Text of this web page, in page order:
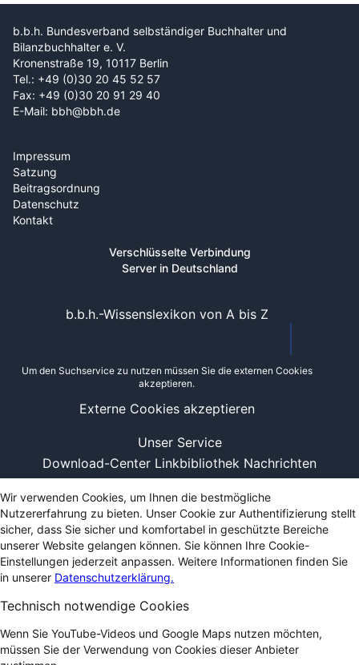
b.b.h. Bundesverband selbständiger Buchhalter und
Bilanzbuchhalter e. V.
Kronenstraße 19, 10117 Berlin
Tel.: +49 (0)30 20 45 52 57
Fax: +49 (0)30 20 91 29 40
E-Mail: bbh@bbh.de
Impressum
Satzung
Beitragsordnung
Datenschutz
Kontakt
Verschlüsselte Verbindung
Server in Deutschland
Unser Service
Download-Center Linkbibliothek Nachrichten
b.b.h.-Wissenslexikon von A bis Z
Um den Suchservice zu nutzen müssen Sie die externen Cookies
akzeptieren.
Externe Cookies akzeptieren
Wir verwenden Cookies, um Ihnen die bestmögliche
Nutzererfahrung zu bieten. Unser Cookie zur Authentifizierung stellt
sicher, dass Sie sicher und komfortabel in geschützte Bereiche
unserer Website gelangen können. Sie können Ihre Cookie-
Einstellungen jederzeit anpassen. Weitere Informationen finden Sie
in unserer Datenschutzerklärung.
Technisch notwendige Cookies
Wenn Sie YouTube-Videos und Google Maps nutzen möchten,
müssen Sie der Verwendung von Cookies dieser Anbieter